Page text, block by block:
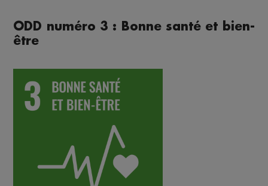
ODD numéro 3 : Bonne santé et bien-
être